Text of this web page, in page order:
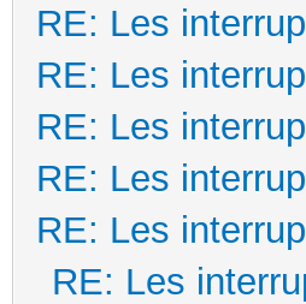
RE: Les
RE: Les
RE: Les
RE: Les
RE: Les
RE: Les